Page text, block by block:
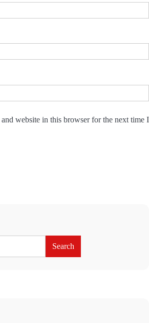
website in this browser for the next time I
Search